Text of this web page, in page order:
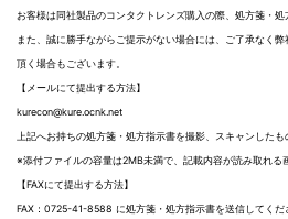
お客様は同社製品のコンタクトレンズ購入の際、処方箋・処
また、誠に勝手ながらご提示がない場合には、ご了承なく
頂く場合もございます。
【メールにて提出する方法】
kurecon@kure.ocnk.net
上記へお持ちの処方箋・処方指示書を撮影、スキャンしたも
※添付ファイルの容量は2MB未満で、記載内容が読み取れる
【FAXにて提出する方法】
FAX：0725-41-8588 に処方箋・処方指示書を送信してくだ